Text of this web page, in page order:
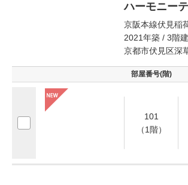
ハーモニー
京阪本線伏見
2021年築 / 3階建
京都市伏見区深
部屋番号(階)
101
（1階）